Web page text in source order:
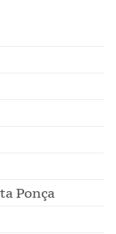
Ponça